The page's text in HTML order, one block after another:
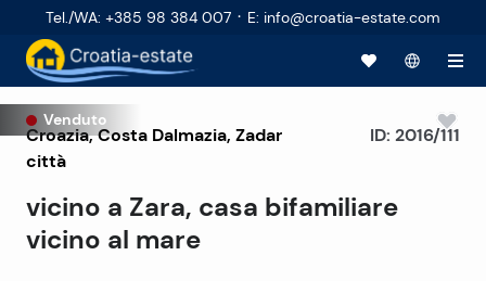
Tel./WA: +385 98 384 007 · E: info@croatia-estate.com
Venduto
Croazia,Costa Dalmazia, Zadar
città
vicino a Zara, casa bifamiliare
vicino al mare
ID: 2016/111